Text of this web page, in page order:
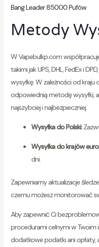
Bang Leader 85000 Pufów
Metody
W Vapebulkp.com
takimi jak UPS, DHL, FedEx i
wysyłkę. W zależności od
odpowiednią metodę wysyłki,
najszybciej i najbezpieczniej.
Wysyłka do Polski:
Wysyłka do krajów
dni.
Zapewniamy aktualizacje
czemu możesz monitorować
Aby zapewnić Ci
procedurami celnymi w Twoim
dodatkowe podatki ani opłaty,